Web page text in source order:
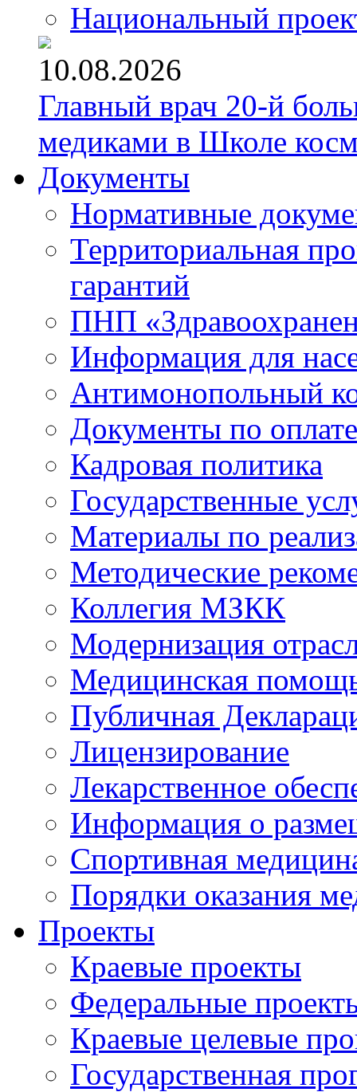
Национальный
10.08.2026
Главный врач 20-й
медиками в Школе
Документы
Нормативные
Территориальная
гарантий
ПНП
Информация для
Антимонопольный
Документы по
Кадровая политика
Государственные
Материалы по
Методические
Коллегия МЗКК
Модернизация
Медицинская
Публичная
Лицензирование
Лекарственное
Информация о
Спортивная
Порядки оказания
Проекты
Краевые проекты
Федеральные
Краевые целевые
Государственная